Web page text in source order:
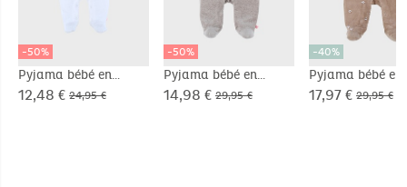
-50%
Pyjama bébé en
velours blanc avec
12,48 € 24,95 €
-50%
Pyjama bébé en
velours beige avec
14,98 € 29,95 €
-40%
Pyjama bébé en
velours marron
17,97 € 29,95 €